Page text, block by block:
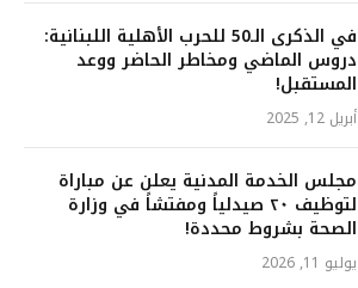
في الذكرى الـ50 للحرب الأهلية اللبنانية:
دروس الماضي ومخاطر الحاضر ووعد
المستقبل!
أبريل 12, 2025
مجلس الخدمة المدنية يعلن عن مباراة
لتوظيف ٢٠ صيدلياً ومفتشاً في وزارة
الصحة بشروط محددة!
يوليو 11, 2026